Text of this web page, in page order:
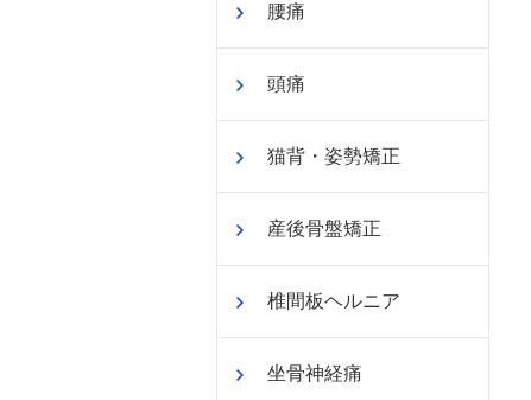
腰痛
頭痛
猫背・姿勢矯正
産後骨盤矯正
椎間板ヘルニア
坐骨神経痛